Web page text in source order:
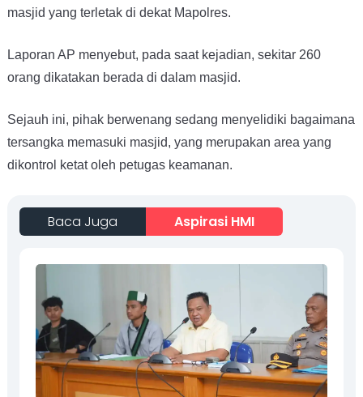
masjid yang terletak di dekat Mapolres.
Laporan AP menyebut, pada saat kejadian, sekitar 260
orang dikatakan berada di dalam masjid.
Sejauh ini, pihak berwenang sedang menyelidiki bagaimana
tersangka memasuki masjid, yang merupakan area yang
dikontrol ketat oleh petugas keamanan.
Baca Juga Aspirasi HMI